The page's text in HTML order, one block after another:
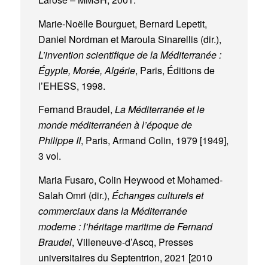
Marie-Noëlle Bourguet, Bernard Lepetit,
Daniel Nordman et Maroula Sinarellis (dir.),
L’invention scientifique de la Méditerranée :
Égypte, Morée, Algérie, Paris, Éditions de
l’EHESS, 1998.
Fernand Braudel, La Méditerranée et le
monde méditerranéen à l’époque de
Philippe II, Paris, Armand Colin, 1979 [1949],
3 vol.
Maria Fusaro, Colin Heywood et Mohamed-
Salah Omri (dir.), Échanges culturels et
commerciaux dans la Méditerranée
moderne : l’héritage maritime de Fernand
Braudel, Villeneuve-d’Ascq, Presses
universitaires du Septentrion, 2021 [2010